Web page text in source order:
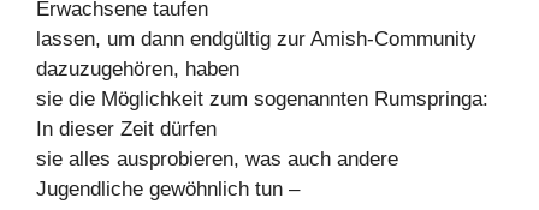
Erwachsene taufen
lassen, um dann endgültig zur Amish-Community
dazuzugehören, haben
sie die Möglichkeit zum sogenannten Rumspringa:
In dieser Zeit dürfen
sie alles ausprobieren, was auch andere
Jugendliche gewöhnlich tun –